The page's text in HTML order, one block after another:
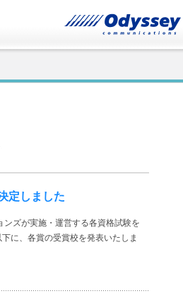
定しました
ズが実施・運営する各資格試験を
に、各賞の受賞校を発表いたしま